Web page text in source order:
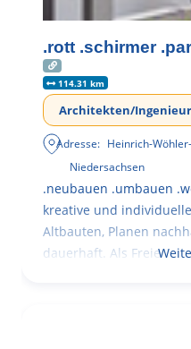
.rott .schirmer
114.31 km
Architekten/
Adresse: Heinrich-
Niedersachsen
.neubauen .umbauen
kreative und
Altbauten, Planen
dauerhaft. Als Freie